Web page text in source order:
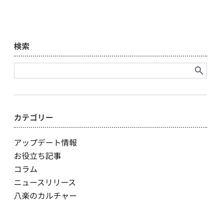
検索
索:
カテゴリー
アップデート情報
お役立ち記事
コラム
ニュースリリース
八楽のカルチャー